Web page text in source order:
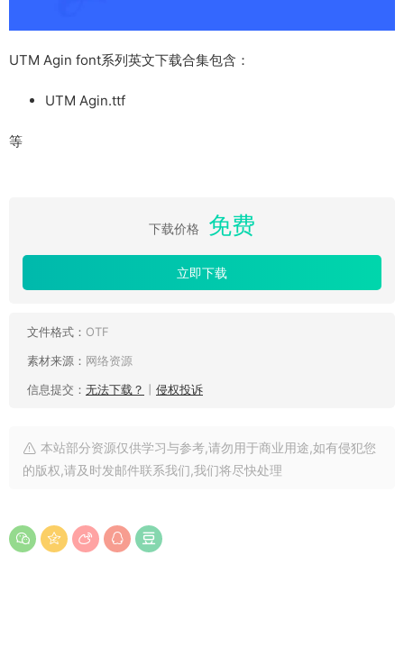
UTM Agin font系列英文下载合集包含：
UTM Agin.ttf
等
下载价格 免费
立即下载
文件格式： OTF
素材来源： 网络资源
信息提交： 无法下载？ 侵权投诉
本站部分资源仅供学习与参考,请勿用于商业用途,如有侵犯您
的版权,请及时发邮件联系我们,我们将尽快处理